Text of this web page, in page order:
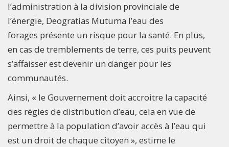
l’administration à la division provinciale de
l’énergie, Deogratias Mutuma l’eau des
forages présente un risque pour la santé. En plus,
en cas de tremblements de terre, ces puits peuvent
s’affaisser est devenir un danger pour les
communautés.
Ainsi, « le Gouvernement doit accroitre la capacité
des régies de distribution d’eau, cela en vue de
permettre à la population d’avoir accès à l’eau qui
est un droit de chaque citoyen », estime le